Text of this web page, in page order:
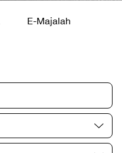
E-Majalah